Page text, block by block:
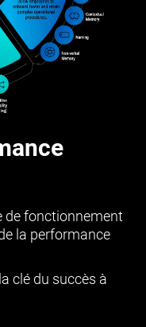
de fonctionnement
la performance
clé du succès à